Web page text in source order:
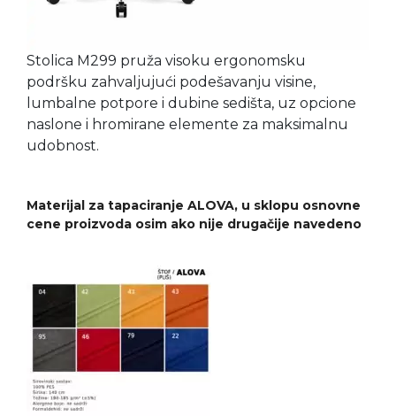
Stolica M299 pruža visoku ergonomsku
podršku zahvaljujući podešavanju visine,
lumbalne potpore i dubine sedišta, uz opcione
naslone i hromirane elemente za maksimalnu
udobnost.
Materijal za tapaciranje ALOVA, u sklopu osnovne
cene proizvoda osim ako nije drugačije navedeno